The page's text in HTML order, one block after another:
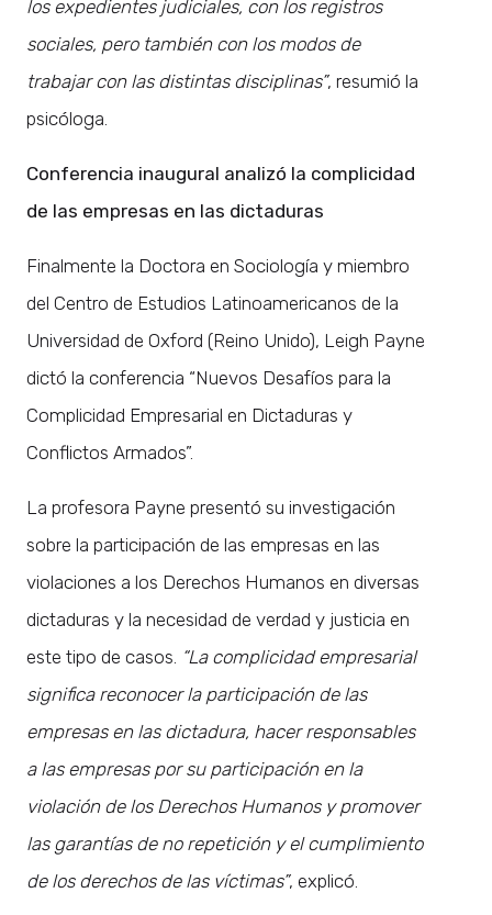
los expedientes judiciales, con los registros
sociales, pero también con los modos de
trabajar con las distintas disciplinas”, resumió la
psicóloga.
Conferencia inaugural analizó la complicidad
de las empresas en las dictaduras
Finalmente la Doctora en Sociología y miembro
del Centro de Estudios Latinoamericanos de la
Universidad de Oxford (Reino Unido), Leigh Payne
dictó la conferencia “Nuevos Desafíos para la
Complicidad Empresarial en Dictaduras y
Conflictos Armados”.
La profesora Payne presentó su investigación
sobre la participación de las empresas en las
violaciones a los Derechos Humanos en diversas
dictaduras y la necesidad de verdad y justicia en
este tipo de casos. “La complicidad empresarial
significa reconocer la participación de las
empresas en las dictadura, hacer responsables
a las empresas por su participación en la
violación de los Derechos Humanos y promover
las garantías de no repetición y el cumplimiento
de los derechos de las víctimas”, explicó.